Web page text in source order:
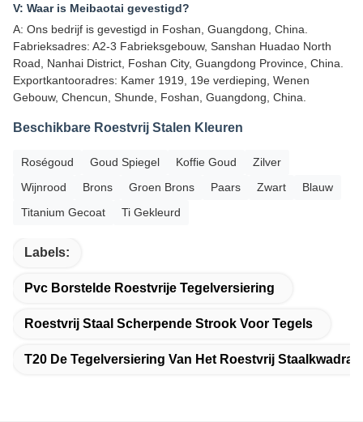
V: Waar is Meibaotai gevestigd?
A: Ons bedrijf is gevestigd in Foshan, Guangdong, China.
Fabrieksadres: A2-3 Fabrieksgebouw, Sanshan Huadao North
Road, Nanhai District, Foshan City, Guangdong Province, China.
Exportkantooradres: Kamer 1919, 19e verdieping, Wenen
Gebouw, Chencun, Shunde, Foshan, Guangdong, China.
Beschikbare Roestvrij Stalen Kleuren
Roségoud Goud Spiegel Koffie Goud
Zilver
Wijnrood
Brons Groen Brons Paars Zwart
Blauw
Titanium Gecoat
Ti Gekleurd
Labels:
Pvc Borstelde Roestvrije Tegelversiering
Roestvrij Staal Scherpende Strook Voor Tegels
T20 De Tegelversiering Van Het Roestvrij